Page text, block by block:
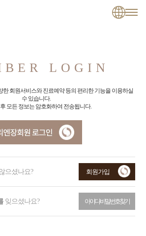
LOGIN
한 회원서비스와 진료예약 등의 편리한 기능을 이용하실
수 있습니다.
모든 정보는 암호화하여 전송됩니다.
으셨나요? 회원가입
잊으셨나요? 아이디/비밀번호 찾기